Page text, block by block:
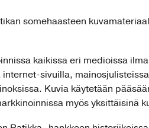
somehaasteen
kaikissa eri medioissa
sivuilla,
Kuvia käytetään
myös yksittäisinä